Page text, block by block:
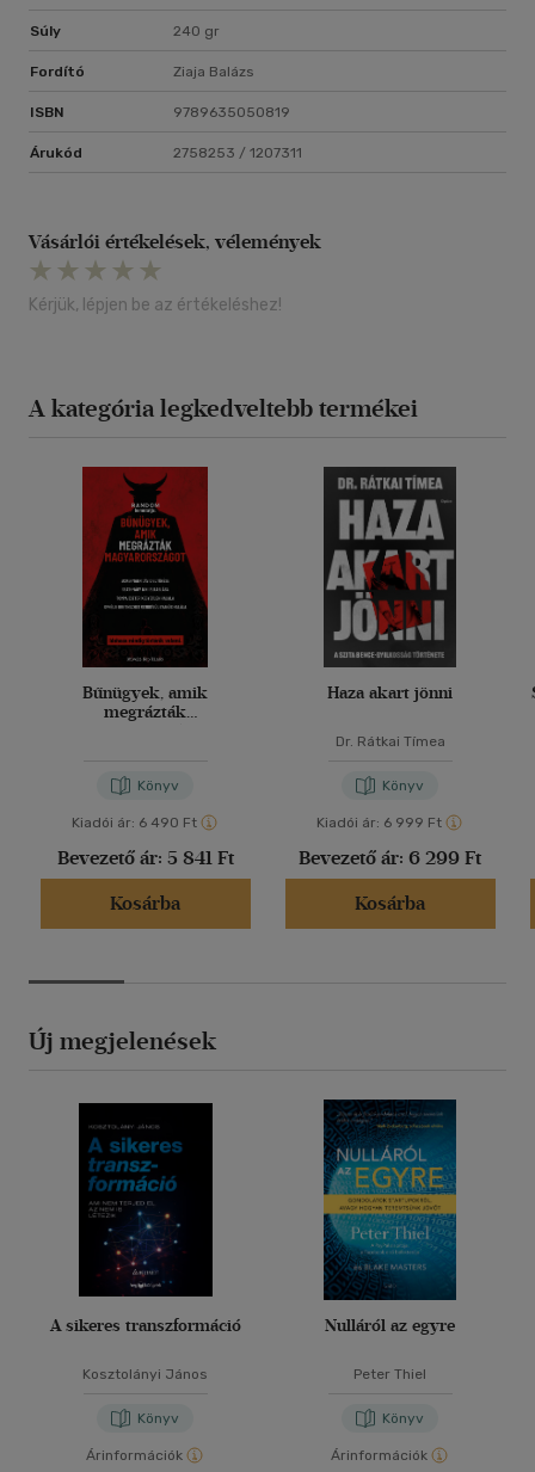
Súly 240 gr
Fordító Ziaja Balázs
ISBN 9789635050819
Árukód 2758253 / 1207311
Vásárlói értékelések, vélemények
Kérjük, lépjen be az értékeléshez!
A kategória legkedveltebb termékei
Bűnügyek, amik
megrázták
Könyv
Kiadói ár: 6 490 Ft
Bevezető ár: 5 841 Ft
Kosárba
Haza akart jönni
Dr. Rátkai Tímea
Könyv
Kiadói ár: 6 999 Ft
Bevezető ár: 6 299 Ft
Kosárba
Új megjelenések
A sikeres transzformáció
Kosztolányi János
Könyv
Árinformációk
Nulláról az egyre
Peter Thiel
Könyv
Árinformációk